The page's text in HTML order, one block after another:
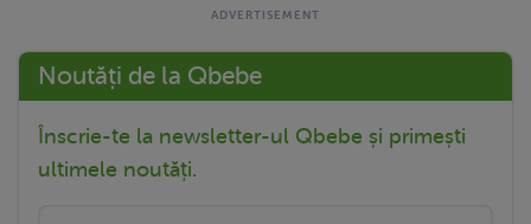
Noutăți de la Qbebe
Înscrie-te la newsletter-ul Qbebe și primești
ultimele noutăți.